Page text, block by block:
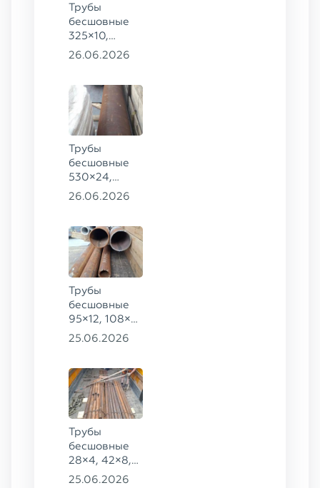
Трубы
бесшовные
325×10,
102×4, 83×8,
78, ст. 20,
68×8, 83×6,
89×10, 83×8
ст. 09Г2С
26.06.2026
Трубы
бесшовные
530×24,
273×40 ГОСТ
26.06.2026
Трубы
бесшовные
95×12, 108×6,
159×32,
09Г2С
25.06.2026
Трубы
бесшовные
28×4, 42×8,
73×14,
25.06.2026